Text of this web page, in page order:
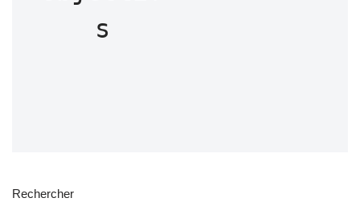
s
Rechercher